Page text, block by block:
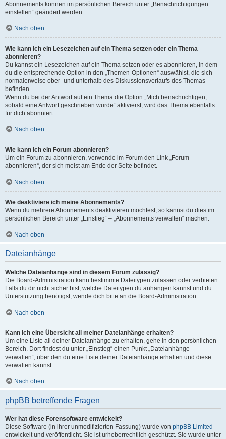
Abonnements können im persönlichen Bereich unter „Benachrichtigungen
einstellen“ geändert werden.
Nach oben
Wie kann ich ein Lesezeichen auf ein Thema setzen oder ein Thema
abonnieren?
Du kannst ein Lesezeichen auf ein Thema setzen oder es abonnieren, in dem
du die entsprechende Option in den „Themen-Optionen“ auswählst, die sich
normalerweise ober- und unterhalb des Diskussionsverlaufs des Themas
befinden.
Wenn du bei der Antwort auf ein Thema die Option „Mich benachrichtigen,
sobald eine Antwort geschrieben wurde“ aktivierst, wird das Thema ebenfalls
für dich abonniert.
Nach oben
Wie kann ich ein Forum abonnieren?
Um ein Forum zu abonnieren, verwende im Forum den Link „Forum
abonnieren“, der sich meist am Ende der Seite befindet.
Nach oben
Wie deaktiviere ich meine Abonnements?
Wenn du mehrere Abonnements deaktivieren möchtest, so kannst du dies im
persönlichen Bereich unter „Einstieg“ – „Abonnements verwalten“ machen.
Nach oben
Dateianhänge
Welche Dateianhänge sind in diesem Forum zulässig?
Die Board-Administration kann bestimmte Dateitypen zulassen oder verbieten.
Falls du dir nicht sicher bist, welche Dateitypen du anhängen kannst und du
Unterstützung benötigst, wende dich bitte an die Board-Administration.
Nach oben
Kann ich eine Übersicht all meiner Dateianhänge erhalten?
Um eine Liste all deiner Dateianhänge zu erhalten, gehe in den persönlichen
Bereich. Dort findest du unter „Einstieg“ einen Punkt „Dateianhänge
verwalten“, über den du eine Liste deiner Dateianhänge erhalten und diese
verwalten kannst.
Nach oben
phpBB betreffende Fragen
Wer hat diese Forensoftware entwickelt?
Diese Software (in ihrer unmodifizierten Fassung) wurde von phpBB Limited
entwickelt und veröffentlicht. Sie ist urheberrechtlich geschützt. Sie wurde unter